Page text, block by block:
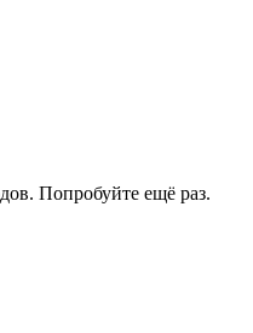
Попробуйте ещё раз.